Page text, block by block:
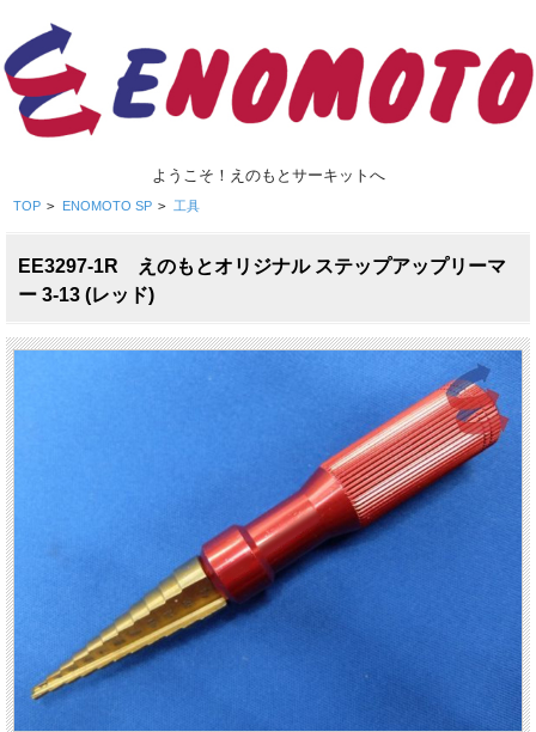
ようこそ！えのもとサーキットへ
TOP > ENOMOTO SP > 工具
EE3297-1R えのもとオリジナル ステップアップリーマ
ー 3-13 (レッド)